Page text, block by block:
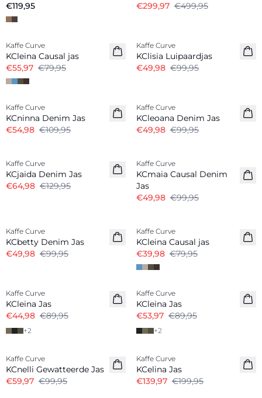
€119,95
€299,97 €499,95
-30%
Kaffe Curve
KCleina Causal jas
€55,97 €79,95
Kaffe Curve
KClisia Luipaardjas
€49,98 €99,95
-50%
Kaffe Curve
KCninna Denim Jas
€54,98 €109,95
Kaffe Curve
KCleoana Denim Jas
€49,98 €99,95
Kaffe Curve
KCjaida Denim Jas
€64,98 €129,95
Kaffe Curve
KCmaia Causal Denim
Jas
€49,98 €99,95
Kaffe Curve
KCbetty Denim Jas
€49,98 €99,95
Kaffe Curve
KCleina Causal jas
€39,98 €79,95
Kaffe Curve
KCleina Jas
€44,98 €89,95
+2
-40%
Kaffe Curve
KCleina Jas
€53,97 €89,95
+2
Kaffe Curve
KCnelli Gewatteerde Jas
€59,97 €99,95
Kaffe Curve
KCelina Jas
€139,97 €199,95